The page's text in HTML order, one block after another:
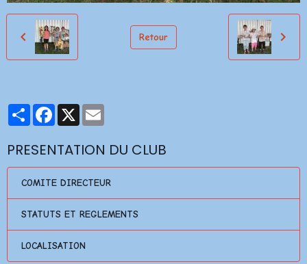
Retour
PartagerFacebook
X
PRESENTATION DU CLUB
COMITE DIRECTEUR
STATUTS ET REGLEMENTS
LOCALISATION